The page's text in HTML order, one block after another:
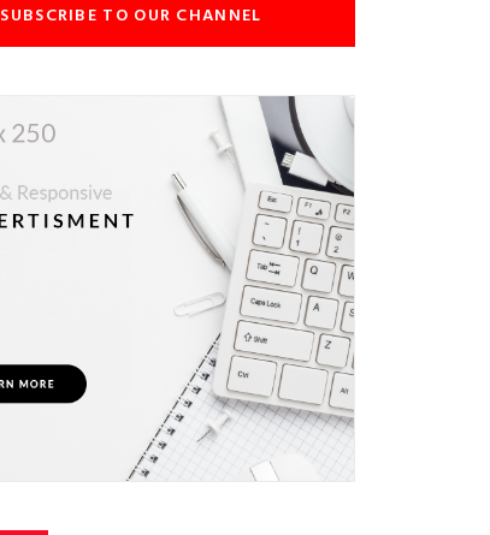
SUBSCRIBE TO OUR CHANNEL